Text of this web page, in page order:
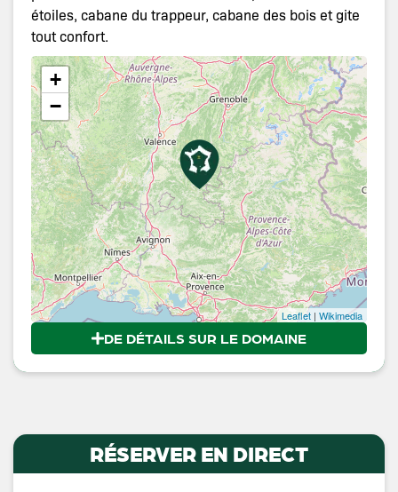
étoiles, cabane du trappeur, cabane des bois et gite
tout confort.
+
−
Leaflet | Wikimedia
DE DÉTAILS SUR LE DOMAINE
RÉSERVER EN DIRECT